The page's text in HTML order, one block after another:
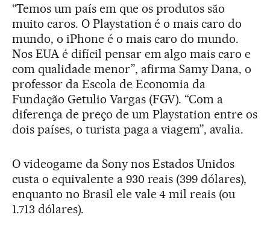
“Temos um país em que os produtos são
muito caros. O Playstation é o mais caro do
mundo, o iPhone é o mais caro do mundo.
Nos EUA é difícil pensar em algo mais caro e
com qualidade menor”, afirma Samy Dana, o
professor da Escola de Economia da
Fundação Getulio Vargas (FGV). “Com a
diferença de preço de um Playstation entre os
dois países, o turista paga a viagem”, avalia.
O videogame da Sony nos Estados Unidos
custa o equivalente a 930 reais (399 dólares),
enquanto no Brasil ele vale 4 mil reais (ou
1.713 dólares).